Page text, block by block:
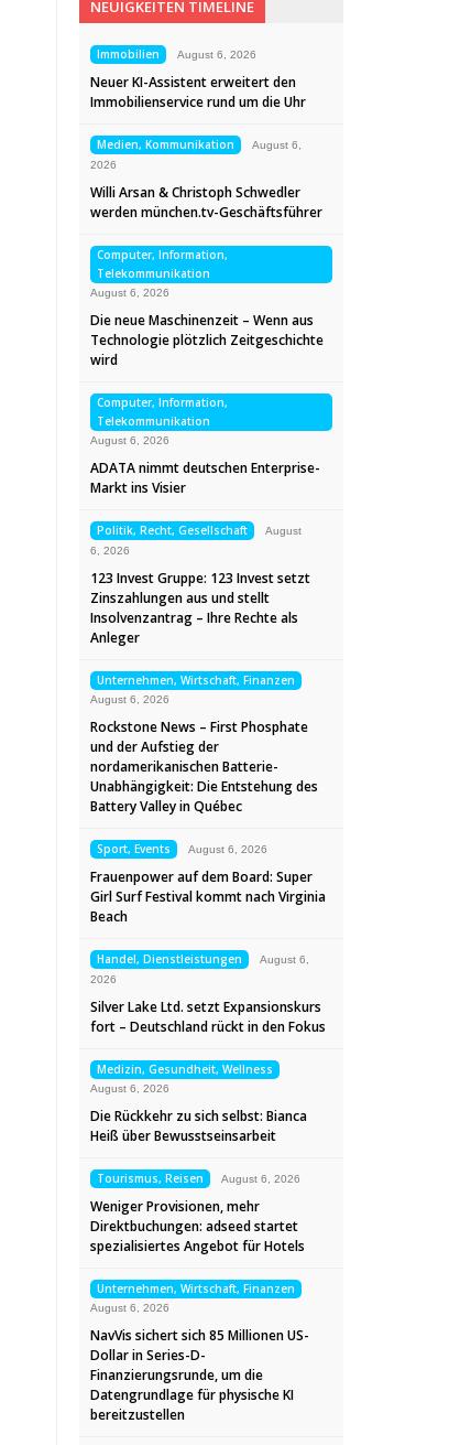
NEUIGKEITEN TIMELINE
Immobilien August 6, 2026
Neuer KI-Assistent erweitert den
Immobilienservice rund um die Uhr
Medien, Kommunikation
August 6,
2026
Willi Arsan & Christoph Schwedler
werden münchen.tv-Geschäftsführer
Computer, Information,
Telekommunikation
August 6, 2026
Die neue Maschinenzeit – Wenn aus
Technologie plötzlich Zeitgeschichte
wird
Computer, Information,
Telekommunikation
August 6, 2026
ADATA nimmt deutschen Enterprise-
Markt ins Visier
Politik, Recht, Gesellschaft
August
6, 2026
123 Invest Gruppe: 123 Invest setzt
Zinszahlungen aus und stellt
Insolvenzantrag – Ihre Rechte als
Anleger
Unternehmen, Wirtschaft, Finanzen
August 6, 2026
Rockstone News – First Phosphate
und der Aufstieg der
nordamerikanischen Batterie-
Unabhängigkeit: Die Entstehung des
Battery Valley in Québec
Sport, Events August 6, 2026
Frauenpower auf dem Board: Super
Girl Surf Festival kommt nach Virginia
Beach
Handel, Dienstleistungen
August 6,
2026
Silver Lake Ltd. setzt Expansionskurs
fort – Deutschland rückt in den Fokus
Medizin, Gesundheit, Wellness
August 6, 2026
Die Rückkehr zu sich selbst: Bianca
Heiß über Bewusstseinsarbeit
Tourismus, Reisen August 6, 2026
Weniger Provisionen, mehr
Direktbuchungen: adseed startet
spezialisiertes Angebot für Hotels
Unternehmen, Wirtschaft, Finanzen
August 6, 2026
NavVis sichert sich 85 Millionen US-
Dollar in Series-D-
Finanzierungsrunde, um die
Datengrundlage für physische KI
bereitzustellen